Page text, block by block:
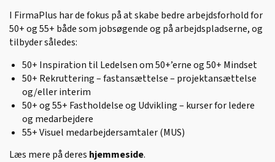
I FirmaPlus har de fokus på at skabe bedre arbejdsforhold for
50+ og 55+ både som jobsøgende og på arbejdspladserne, og
tilbyder således:
50+ Inspiration til Ledelsen om 50+’erne og 50+ Mindset
50+ Rekruttering – fastansættelse – projektansættelse
og/eller interim
50+ og 55+ Fastholdelse og Udvikling – kurser for ledere
og medarbejdere
55+ Visuel medarbejdersamtaler (MUS)
Læs mere på deres hjemmeside.